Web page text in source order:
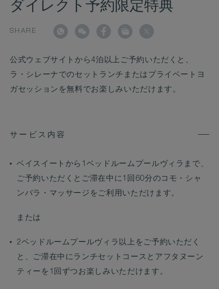
ダイレクト予約限定特典
SHARE
公式ウェブサイトから4泊以上ご予約いただくと、
ラ・シレーナでのセットランチまたはプライベートヨ
ガセッションを無料でお楽しみいただけます。
サービス内容
ベイスイートから1ベッドルームプールヴィラまで、
ご予約いただくとご滞在中に1回60分のコモ・シャ
ンバラ・マッサージをご利用いただけます。
または
2ベッドルームプールヴィラ以上をご予約いただく
と、ご滞在中にランチセットコースとアフタヌーン
ティーを1回ずつお楽しみいただけます。